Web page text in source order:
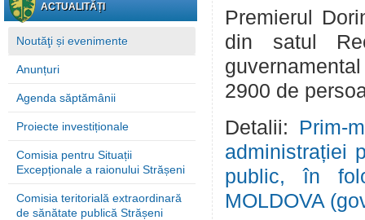
ACTUALITĂȚI
Noutăţi și evenimente
Anunțuri
Agenda săptămânii
Proiecte investiționale
Comisia pentru Situații
Excepționale a raionului Strășeni
Comisia teritorială extraordinară
de sănătate publică Strășeni
Premierul
din satul
2900 de
Detalii: Prim-
administrației
public, în
MOLDOVA